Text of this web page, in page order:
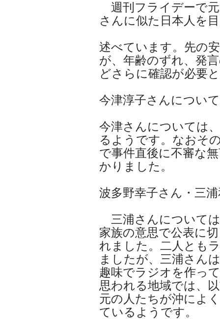
週刊フライデーで元
さんに似た日本人を
述べています。先の
が、年齢のずれ、発
どさらに確認が必要
今津淳子さんについて
今津さんについては
るようです。なおそ
で事件直後に不審な
かりました。
波多野幸子さん・三
三浦さんについて
家族の意思で公表に
れました。二人とも
ましたが、三浦さん
趣味でラジオを作っ
思われる地域では、
元の人たちが沖によ
ているようです。